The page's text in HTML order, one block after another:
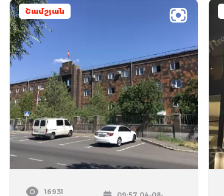
Շամշյան
16931